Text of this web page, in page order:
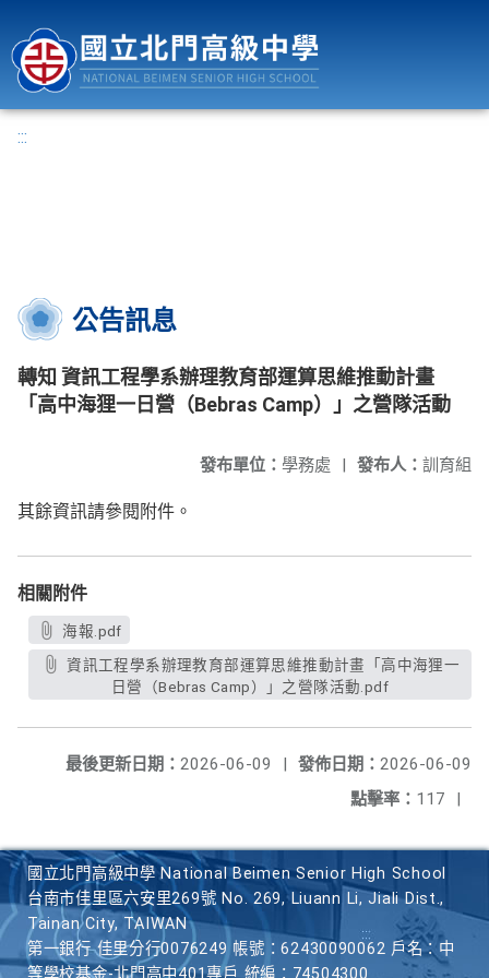
:::
公告訊息
轉知 資訊工程學系辦理教育部運算思維推動計畫
「高中海狸一日營（Bebras Camp）」之營隊活動
發布人： 訓育組
發布單位： 學務處 |
其餘資訊請參閱附件。
相關附件
海報.pdf
資訊工程學系辦理教育部運算思維推動計畫「高中海狸一
日營（Bebras Camp）」之營隊活動.pdf
發佈日期： 2026-06-09
最後更新日期： 2026-06-09
|
點擊率： 117 |
國立北門高級中學 National Beimen Senior High School
台南市佳里區六安里269號 No. 269, Liuann Li, Jiali Dist.,
Tainan City, TAIWAN
第一銀行 佳里分行0076249 帳號：62430090062 戶名：中
等學校基金-北門高中401專戶 統編：74504300